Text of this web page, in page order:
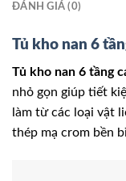
ĐÁNH GIÁ (0)
Tủ kho nan 6
Tủ kho nan 6 tầng
nhỏ gọn giúp tiết
làm từ các loại vật
thép mạ crom bền